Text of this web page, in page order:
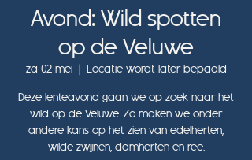
Avond: Wild spotten
op de Veluwe
za 02 mei
  |
Locatie wordt later bepaald
Deze lenteavond gaan we op zoek naar het
wild op de Veluwe. Zo maken we onder
andere kans op het zien van edelherten,
wilde zwijnen, damherten en ree.